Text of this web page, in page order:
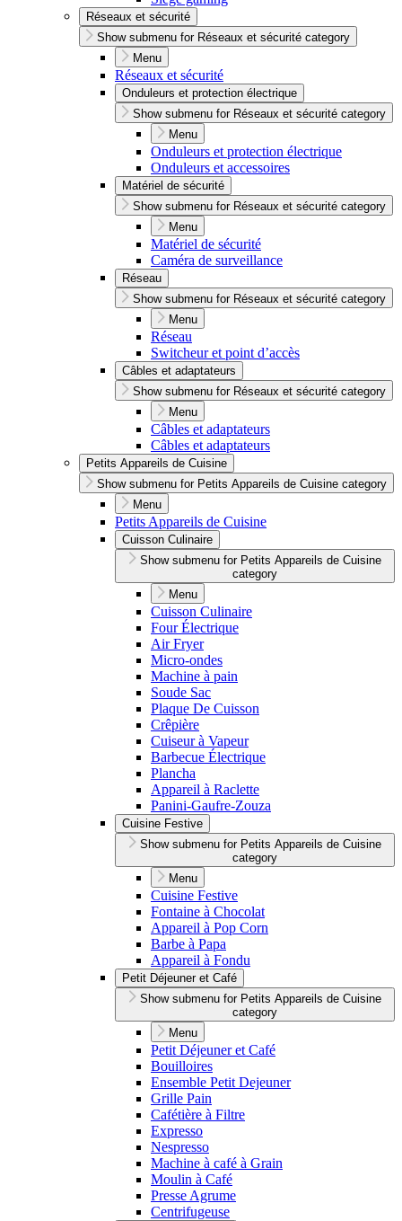
Réseaux et sécurité
Show submenu for Réseaux et sécurité category
Menu
Réseaux et sécurité
Onduleurs et protection électrique
Show submenu for Réseaux et sécurité category
Menu
Onduleurs et protection électrique
Onduleurs et accessoires
Matériel de sécurité
Show submenu for Réseaux et sécurité category
Menu
Matériel de sécurité
Caméra de surveillance
Réseau
Show submenu for Réseaux et sécurité category
Menu
Réseau
Switcheur et point d’accès
Câbles et adaptateurs
Show submenu for Réseaux et sécurité category
Menu
Câbles et adaptateurs
Câbles et adaptateurs
Petits Appareils de Cuisine
Show submenu for Petits Appareils de Cuisine category
Menu
Petits Appareils de Cuisine
Cuisson Culinaire
Show submenu for Petits Appareils de Cuisine
category
Menu
Cuisson Culinaire
Four Électrique
Air Fryer
Micro-ondes
Machine à pain
Soude Sac
Plaque De Cuisson
Crêpière
Cuiseur à Vapeur
Barbecue Électrique
Plancha
Appareil à Raclette
Panini-Gaufre-Zouza
Cuisine Festive
Show submenu for Petits Appareils de Cuisine
category
Menu
Cuisine Festive
Fontaine à Chocolat
Appareil à Pop Corn
Barbe à Papa
Appareil à Fondu
Petit Déjeuner et Café
Show submenu for Petits Appareils de Cuisine
category
Menu
Petit Déjeuner et Café
Bouilloires
Ensemble Petit Dejeuner
Grille Pain
Cafétière à Filtre
Expresso
Nespresso
Machine à café à Grain
Moulin à Café
Presse Agrume
Centrifugeuse